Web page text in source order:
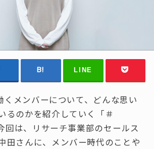
LINE
メンバーについて、どんな思い
るのかを紹介していく「＃
回は、リサーチ事業部のセールス
田さんに、メンバー時代のことや